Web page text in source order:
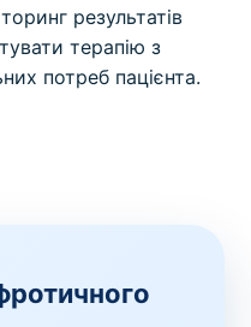
результатів
терапію з
потреб пацієнта.